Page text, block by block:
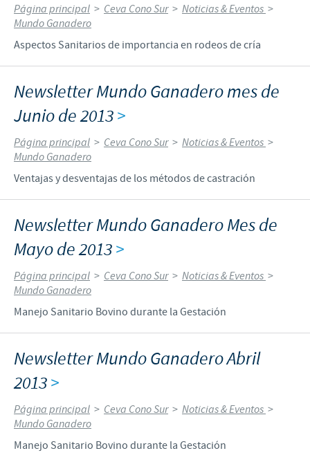
Página principal > Ceva Cono Sur > Noticias & Eventos >
Mundo Ganadero
Aspectos Sanitarios de importancia en rodeos de cría
Newsletter Mundo Ganadero mes de
Junio de 2013>
Página principal > Ceva Cono Sur > Noticias & Eventos >
Mundo Ganadero
Ventajas y desventajas de los métodos de castración
Newsletter Mundo Ganadero Mes de
Mayo de 2013>
Página principal > Ceva Cono Sur > Noticias & Eventos >
Mundo Ganadero
Manejo Sanitario Bovino durante la Gestación
Newsletter Mundo Ganadero Abril
2013>
Página principal > Ceva Cono Sur > Noticias & Eventos >
Mundo Ganadero
Manejo Sanitario Bovino durante la Gestación